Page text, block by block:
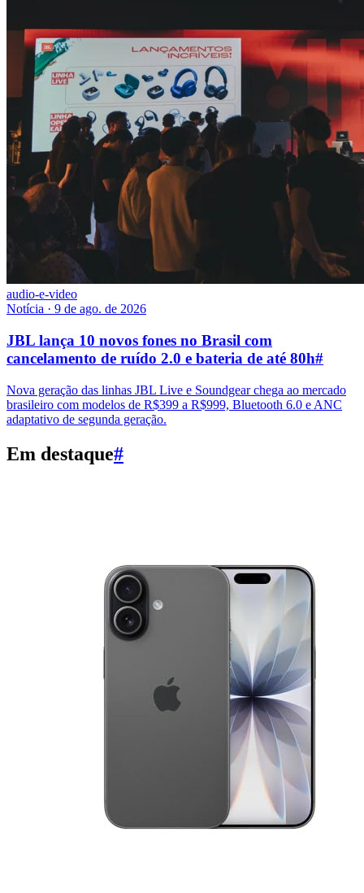
audio-e-video
Notícia · 9 de ago. de 2026
JBL lança 10 novos fones no Brasil com
cancelamento de ruído 2.0 e bateria de até 80h#
Nova geração das linhas JBL Live e Soundgear chega ao mercado
brasileiro com modelos de R$399 a R$999, Bluetooth 6.0 e ANC
adaptativo de segunda geração.
Em destaque#